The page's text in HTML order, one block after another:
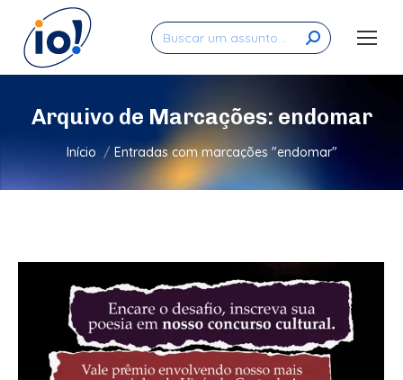
Search:
Arquivo de Marcações: endomar
Você está aqui:
Início Entradas com marcações "endomar"